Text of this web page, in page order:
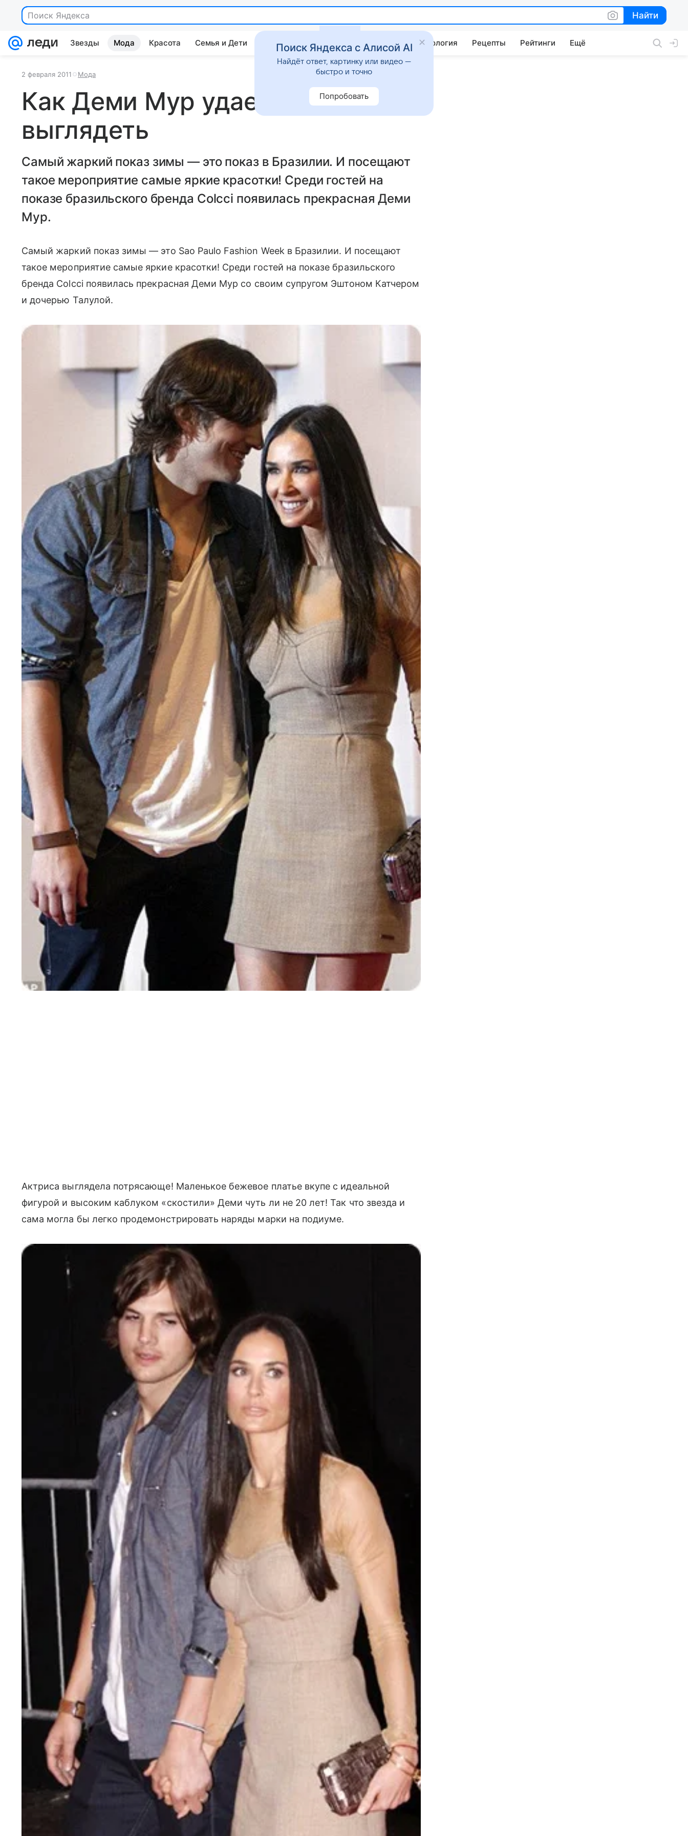
Поиск Яндекса Найти
Найти
Звезды Мода Красота Семья и Дети Дом Гороскопы Стиль жизни Психология Рецепты Рейтинги Ещё
2 февраля 2011 Мода
Как Деми Мур удается шикарно
выглядеть
Самый жаркий показ зимы — это показ в Бразилии. И посещают
такое мероприятие самые яркие красотки! Среди гостей на
показе бразильского бренда Colcci появилась прекрасная Деми
Мур.
Самый жаркий показ зимы — это Sao Paulo Fashion Week в Бразилии. И посещают
такое мероприятие самые яркие красотки! Среди гостей на показе бразильского
бренда Colcci появилась прекрасная Деми Мур со своим супругом Эштоном Катчером
и дочерью Талулой.
Актриса выглядела потрясающе! Маленькое бежевое платье вкупе с идеальной
фигурой и высоким каблуком «скостили» Деми чуть ли не 20 лет! Так что звезда и
сама могла бы легко продемонстрировать наряды марки на подиуме.
Поиск Яндекса с Алисой AI
Найдёт ответ, картинку или видео —
быстро и точно
Попробовать